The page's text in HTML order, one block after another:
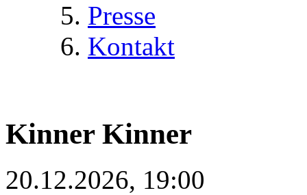
Presse
Kontakt
Kinner Kinner
20.12.2026, 19:00